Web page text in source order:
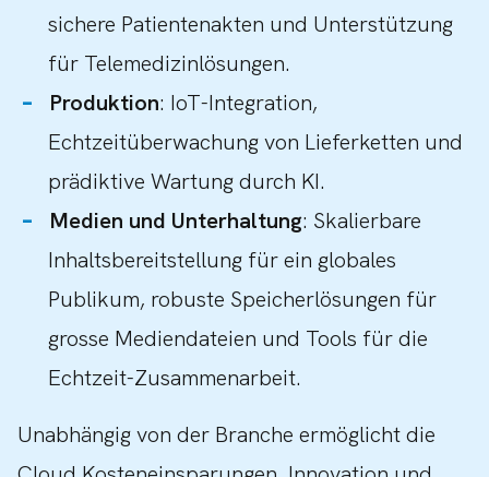
sichere Patientenakten und Unterstützung
für Telemedizinlösungen.
Produktion: IoT-Integration,
Echtzeitüberwachung von Lieferketten und
prädiktive Wartung durch KI.
Medien und Unterhaltung: Skalierbare
Inhaltsbereitstellung für ein globales
Publikum, robuste Speicherlösungen für
grosse Mediendateien und Tools für die
Echtzeit-Zusammenarbeit.
Unabhängig von der Branche ermöglicht die